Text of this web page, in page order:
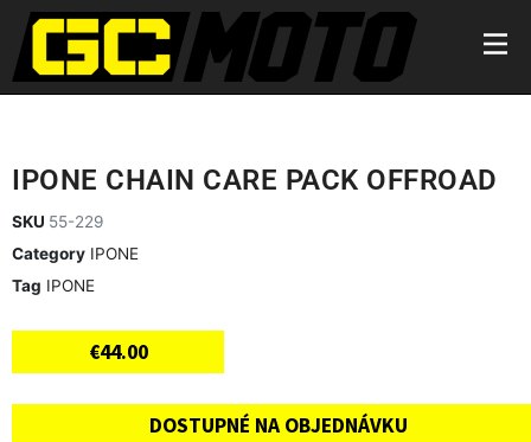
IPONE CHAIN CARE PACK OFFROAD
SKU 55-229
Category IPONE
Tag IPONE
€44.00
DOSTUPNÉ NA OBJEDNÁVKU